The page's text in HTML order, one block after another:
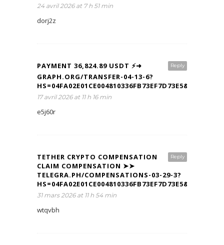
24 avril 2026 at 7 h 51 min
dorj2z
Reply
PAYMENT 36,824.89 USDT ⚡➜
GRAPH.ORG/TRANSFER-04-13-6?
HS=04FA02E01CE004810336FB73EF7D73E5&
17 avril 2026 at 11 h 16 min
e5j60r
Reply
TETHER CRYPTO COMPENSATION
CLAIM COMPENSATION ➤➤
TELEGRA.PH/COMPENSATIONS-03-29-3?
HS=04FA02E01CE004810336FB73EF7D73E5&
31 mars 2026 at 11 h 54 min
wtqvbh